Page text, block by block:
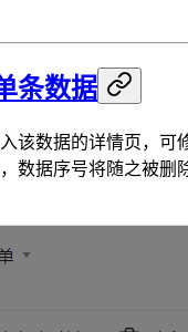
条数据
该数据的详情页，可
数据序号将随之被删